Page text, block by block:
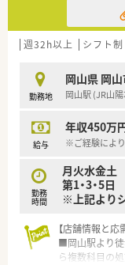
＜法人特徴＞
■岡山県内の病
■面対応店舗
■社内のモチ
理・評価制度も
毎週木曜朝に
ター等)をお招
キルアップを
加をとられて
■平日のみ勤
■精神科に対
週32h以上 シフト制
勤務地
岡山県 岡
岡山駅 (JR山
給与
年収450万
※ご経験によ
勤務
時間
月火水金土
第1・3・5日
※上記より
【店舗情報と応
■岡山駅より徒
ら複数科目の